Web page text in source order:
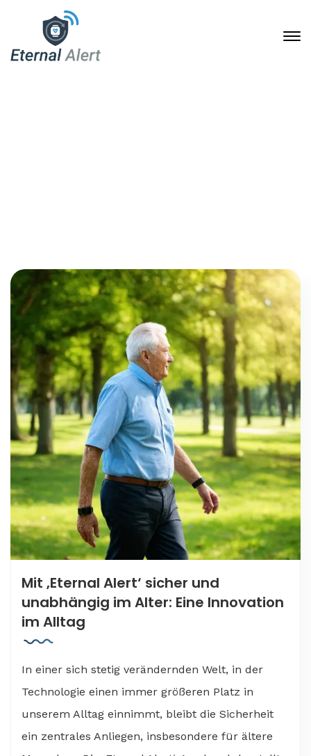
Mit ‚Eternal Alert‘ sicher und
unabhängig im Alter: Eine Innovation
im Alltag
In einer sich stetig verändernden Welt, in der
Technologie einen immer größeren Platz in
unserem Alltag einnimmt, bleibt die Sicherheit
ein zentrales Anliegen, insbesondere für ältere